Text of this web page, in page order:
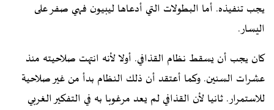
يجب تنفيذه. أما البطولات التي أدعاها ليبيون فهي صفر على
اليسار.
كان يجب أن يسقط نظام القذافي. أولا لأنه انتهت صلاحيته منذ
عشرات السنين. وكما أعتقد أن ذلك النظام بدأ من غير صلاحية
للاستمرار. ثانيا لأن القذافي لم يعد مرغوبا به في التفكير الغربي